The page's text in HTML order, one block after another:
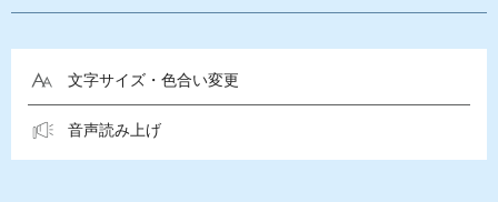
文字サイズ・色合い変更
音声読み上げ